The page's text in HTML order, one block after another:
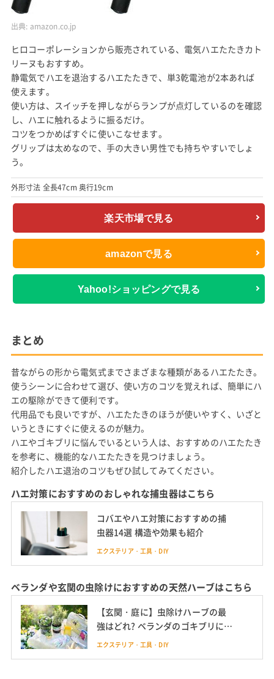
出典: amazon.co.jp
ヒロコーポレーションから販売されている、電気ハエたたきカト
リーヌもおすすめ。
静電気でハエを退治するハエたたきで、単3乾電池が2本あれば
使えます。
使い方は、スイッチを押しながらランプが点灯しているのを確認
し、ハエに触れるように振るだけ。
コツをつかめばすぐに使いこなせます。
グリップは太めなので、手の大きい男性でも持ちやすいでしょ
う。
外形寸法 全長47cm 奥行19cm
楽天市場で見る
amazonで見る
Yahoo!ショッピングで見る
まとめ
昔ながらの形から電気式までさまざまな種類があるハエたたき。
使うシーンに合わせて選び、使い方のコツを覚えれば、簡単にハ
エの駆除ができて便利です。
代用品でも良いですが、ハエたたきのほうが使いやすく、いざと
いうときにすぐに使えるのが魅力。
ハエやゴキブリに悩んでいるという人は、おすすめのハエたたき
を参考に、機能的なハエたたきを見つけましょう。
紹介したハエ退治のコツもぜひ試してみてください。
ハエ対策におすすめのおしゃれな捕虫器はこちら
コバエやハエ対策におすすめの捕
虫器14選 構造や効果も紹介
エクステリア・工具・DIY
ベランダや玄関の虫除けにおすすめの天然ハーブはこちら
【玄関・庭に】虫除けハーブの最
強はどれ? ベランダのゴキブリには
ローズマリーも
エクステリア・工具・DIY